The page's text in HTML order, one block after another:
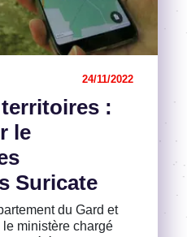
:
le
Suricate
24/11/2022
du Gard et
ministère chargé